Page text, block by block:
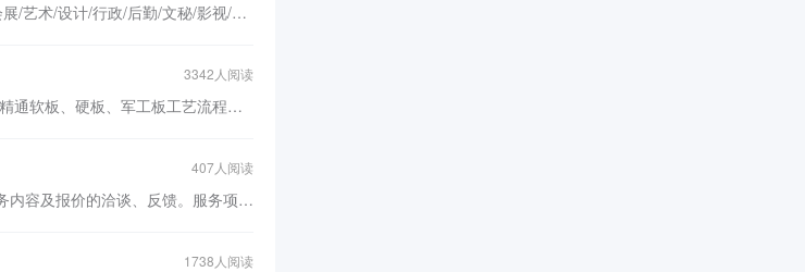
AE策划简历模板，基本信息，姓名：简历本，求职意向：广告/会展/艺术/设计/行政/后勤/文秘/影视/媒体/出版/印刷，工作经历：广告文案撰写活动策划文案执行...
1、审核客户资料2、制作生产所需资料3、编写生产流程指示4、精通软板、硬板、军工板工艺流程，精通工程资料制作、熟悉layout流程5、使用软件genesis、cam350、autocad、ad、pads
3342人阅读
接待、执行客户业务咨询，客户业务承揽的洽谈与执行。项目服务内容及报价的洽谈、反馈。服务项目与内容拓展。收集、整理客户相关需求信息。业务结束后客户相关事宜的沟通、协调，总结、分析业务执行情况。分析、建议业务执行过程中不足之处的改进方案。对接设计易拉宝、kv板、把控文案公众号文章质量、话题；对接客户的bbs、论坛文章发布；把控广告位上线
407人阅读
1738人阅读